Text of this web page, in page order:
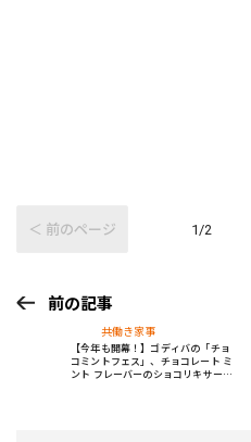
＜ 前のページ 1/2
前の記事
共働き家事
【今年も開幕！】ゴディバの「チョ
コミントフェス」、チョコレート ミ
ント フレーバーのショコリキサー2